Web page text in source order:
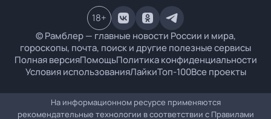
© Рамблер — главные новости России и мира,
гороскопы, почта, поиск и другие полезные сервисы
Полная версияПомощьПолитика конфиденциальности
Условия использованияЛайкиТоп-100Все проекты
18+
На информационном ресурсе применяются
рекомендательные технологии в соответствии с Правилами